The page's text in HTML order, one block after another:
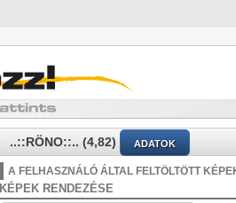
..::RÖNO::.. (4,82) ADATOK
A FELHASZNÁLÓ ÁLTAL FELTÖLTÖTT
KÉPEK RENDEZÉSE